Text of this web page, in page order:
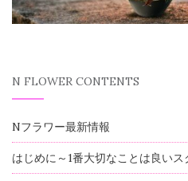
N FLOWER CONTENTS
Nフラワー最新情報
はじめに～1番大切なことは良いス